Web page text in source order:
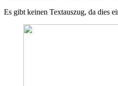
Es gibt keinen Textauszug, da dies